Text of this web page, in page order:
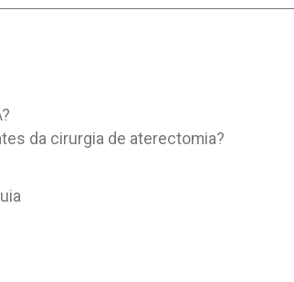
da cirurgia de aterectomia?